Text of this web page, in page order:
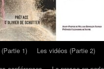
1)
Les vidéos (Partie 2)